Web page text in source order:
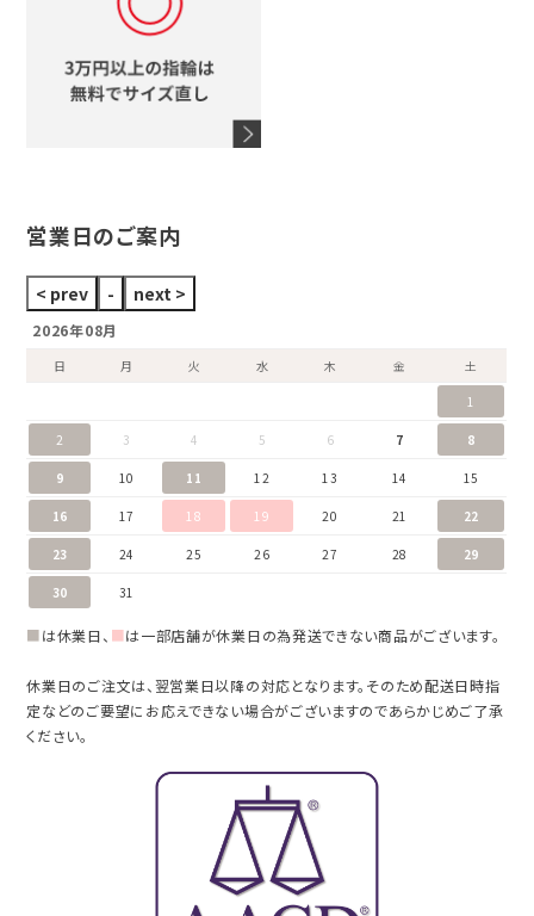
ウノアエレ
タグホイヤー
営業日のご案内
2026年08月
日 月 火 水 木 金
土
1
2 3 4 5 6 7 8
9 10 11 12 13 14 15
16 17 18 19 20 21 22
23 24 25 26 27 28 29
30 31
■は休業日、 ■は一部店舗が休業日の為発送できない商品がございます。
休業日のご注文は、翌営業日以降の対応となります。そのため配送日時指
定などのご要望にお応えできない場合がございますのであらかじめご了承
ください。